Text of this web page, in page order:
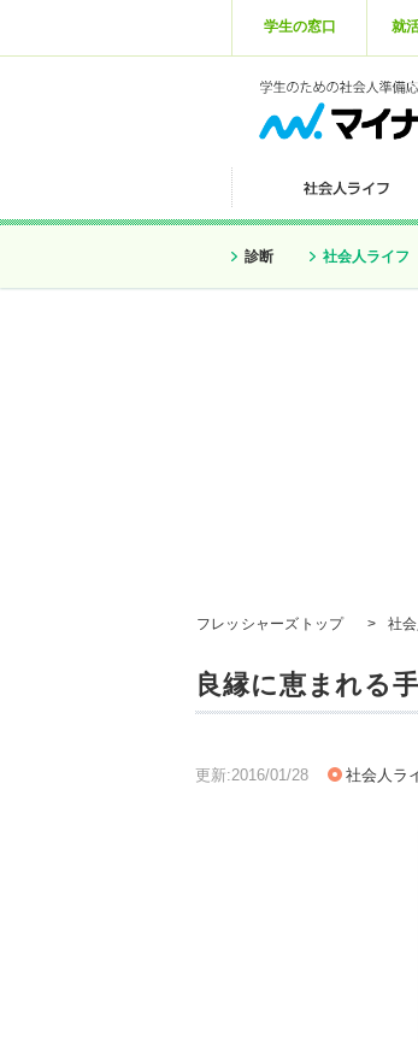
学生の窓口 就
診断 社会人ライフ
フレッシャーズトップ > 社
良縁に恵まれる
更新:2016/01/28 社会人ラ